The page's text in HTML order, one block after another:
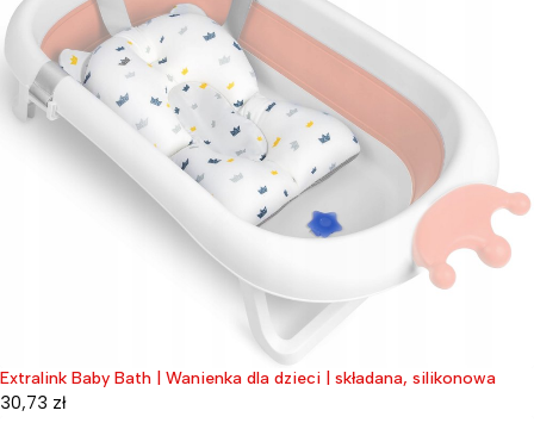
Extralink Baby Bath | Wanienka dla dzieci | składana, silikonowa
30,73 zł